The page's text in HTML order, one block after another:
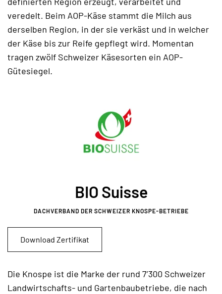
veredelt. Beim AOP-Käse stammt die Milch aus
derselben Region, in der sie verkäst und in welcher
der Käse bis zur Reife gepflegt wird. Momentan
tragen zwölf Schweizer Käsesorten ein AOP-
Gütesiegel.
BIO Suisse
DACHVERBAND DER SCHWEIZER KNOSPE-BETRIEBE
Download Zertifikat
Die Knospe ist die Marke der rund 7’300 Schweizer
Landwirtschafts- und Gartenbaubetriebe, die nach